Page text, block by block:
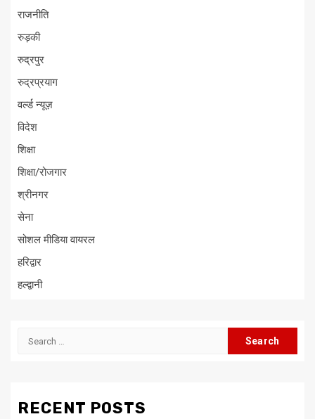
राजनीति
रुड़की
रुद्रपुर
रुद्रप्रयाग
वर्ल्ड न्यूज़
विदेश
शिक्षा
शिक्षा/रोजगार
श्रीनगर
सेना
सोशल मीडिया वायरल
हरिद्वार
हल्द्वानी
Search
RECENT POSTS